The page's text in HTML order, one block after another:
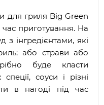
для гриля Big Green
приготування. На
інгредієнтами, які
або страви або
буде класти
соуси і різні
в нагоді під час